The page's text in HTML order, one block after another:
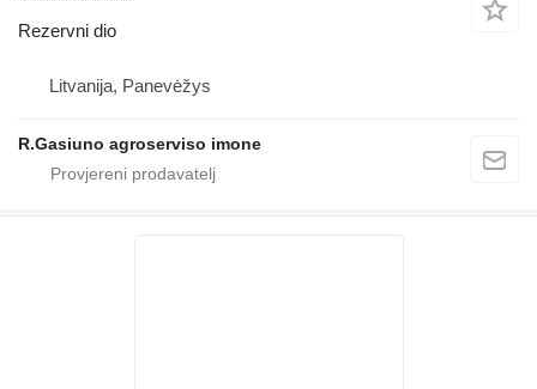
Rezervni dio
Litvanija, Panevėžys
R.Gasiuno agroserviso imone